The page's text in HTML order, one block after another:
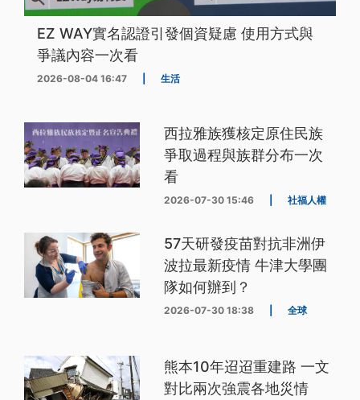
EZ WAY實名認證引發個資疑慮 使用方式與
爭議內容一次看
2026-08-04 16:47 生活
西拉雅族獲核定原住民族
爭取過程與族群分布一次
看
2026-07-30 15:46 社福人權
57天研發疫苗對抗非洲伊
波拉最新疫情 牛津大學團
隊如何辦到？
2026-07-30 18:38 全球
熊本10年迢迢重建路 一文
對比兩次強震各地災情